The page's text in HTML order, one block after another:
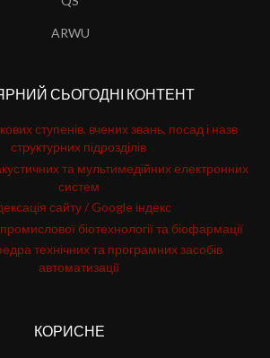
ARWU
СЬОГОДНІ КОНТЕНТ
ступенів. вчених звань, посад і назв
структурних підрозділів
та мультимедійних електронних
систем
сайту / Google індекс
біотехнології та біофармації
технічних та програмних засобів
автоматизації
КОРИСНЕ